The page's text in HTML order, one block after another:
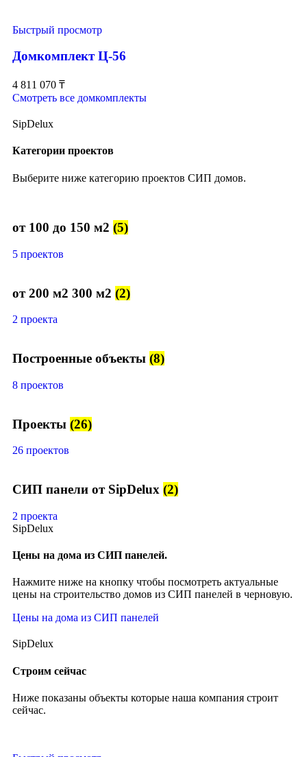
Быстрый просмотр
Домкомплект Ц-56
4 811 070 ₸
Смотреть все домкомплекты
SipDelux
Категории проектов
Выберите ниже категорию проектов СИП домов.
от 100 до 150 м2 (5)
5 проектов
от 200 м2 300 м2 (2)
2 проекта
Построенные объекты (8)
8 проектов
Проекты (26)
26 проектов
СИП панели от SipDelux (2)
2 проекта
SipDelux
Цены на дома из СИП панелей.
Нажмите ниже на кнопку чтобы посмотреть актуальные
цены на строительство домов из СИП панелей в черновую.
Цены на дома из СИП панелей
SipDelux
Строим сейчас
Ниже показаны объекты которые наша компания строит
сейчас.